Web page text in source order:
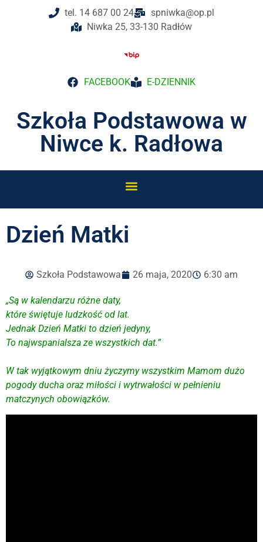
tel. 14 687 00 24
spniwka@op.pl
Niwka 25, 33-130 Radłów
FACEBOOK E-DZIENNIK
Szkoła Podstawowa w
Niwce k. Radłowa
Dzień Matki
Szkoła Podstawowa 26 maja, 2020 6:30 am
„Są w kalendarzu różne daty,
które świętuje ludzkość od lat.
Jednak Dzień Matki to dzień jedyny,
To najwspanialsza ze wszystkich dat.”
W tak wyjątkowym dniu życzymy wszystkim Mamom dużo
pogody ducha oraz miłości i wytrwałości w pełnieniu
matczynych obowiązków.